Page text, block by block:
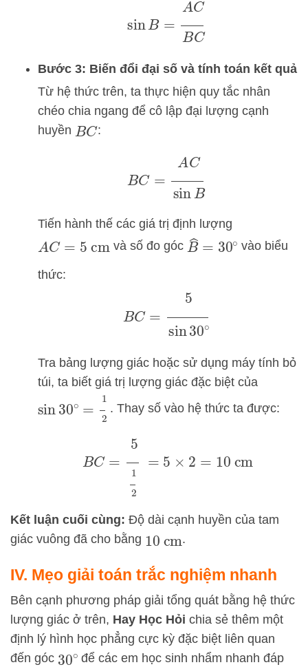
CBC
Bước 3: Biến đổi đại số và tính toán kết quả
Từ hệ thức trên, ta thực hiện quy tắc nhân
chéo chia ngang để cô lập đại lượng cạnh
huyền BC:
CsinB
Tiến hành thế các giá trị định lượng
AC=5 cm và số đo góc B^=30∘ vào biểu
thức:
30
Tra bảng lượng giác hoặc sử dụng máy tính bỏ
túi, ta biết giá trị lượng giác đặc biệt của
sin 30∘ 2 . Thay số vào hệ thức ta được:
51
Kết luận cuối cùng: Độ dài cạnh huyền của tam
giác vuông đã cho bằng 10 cm.
IV. Mẹo giải toán trắc nghiệm nhanh
Bên cạnh phương pháp giải tổng quát bằng hệ thức
lượng giác ở trên, Hay Học Hỏi chia sẻ thêm một
định lý hình học phẳng cực kỳ đặc biệt liên quan
đến góc 30∘để các em học sinh nhẩm nhanh đáp